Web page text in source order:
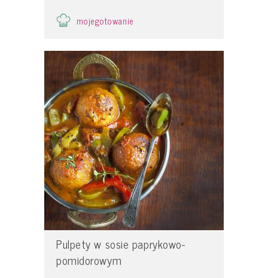
mojegotowanie
Pulpety w sosie paprykowo-
pomidorowym